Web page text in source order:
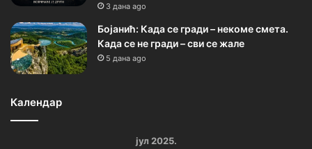
3 дана ago
Бојанић: Када се гради – некоме смета.
Када се не гради – сви се жале
5 дана ago
Календар
јул 2025.